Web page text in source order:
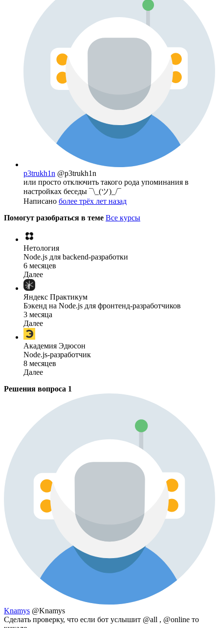
p3trukh1n @p3trukh1n
или просто отключить такого рода упоминания в
настройках беседы ¯\_(ツ)_/¯
Написано более трёх лет назад
Помогут разобраться в теме Все курсы
Нетология
Node.js для backend-разработки
6 месяцев
Далее
Яндекс Практикум
Бэкенд на Node.js для фронтенд-разработчиков
3 месяца
Далее
Академия Эдюсон
Node.js-разработчик
8 месяцев
Далее
Решения вопроса 1
Knamys @Knamys
Сделать проверку, что если бот услышит @all , @online то